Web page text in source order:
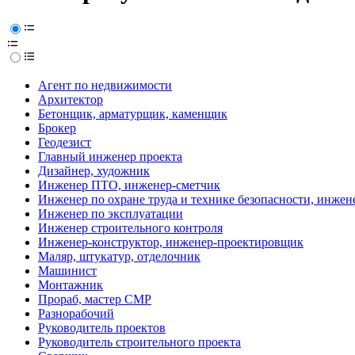
Агент по недвижимости
Архитектор
Бетонщик, арматурщик, каменщик
Брокер
Геодезист
Главный инженер проекта
Дизайнер, художник
Инженер ПТО, инженер-сметчик
Инженер по охране труда и технике безопасности,
Инженер по эксплуатации
Инженер строительного контроля
Инженер-конструктор, инженер-проектировщик
Маляр, штукатур, отделочник
Машинист
Монтажник
Прораб, мастер СМР
Разнорабочий
Руководитель проектов
Руководитель строительного проекта